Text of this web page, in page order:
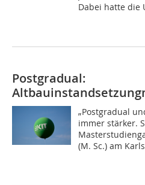
Dabei hatte die
Postgradual:
Altbauinstandsetzung
„Postgradual
immer stärker.
(M. Sc.) am